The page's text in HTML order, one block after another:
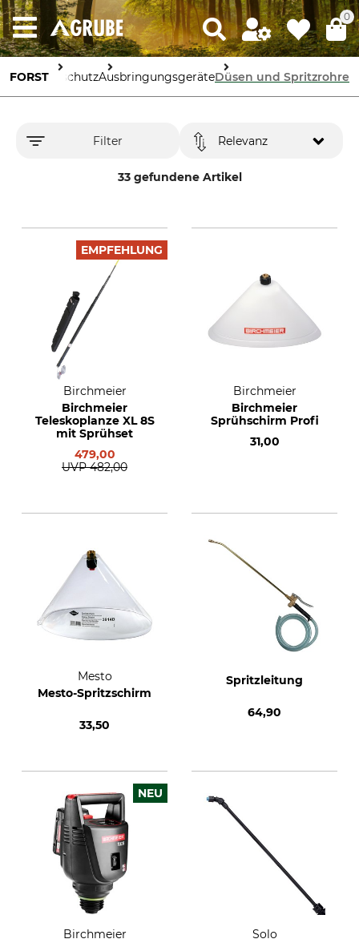
0
FORSTForstschutzAusbringungsgeräteDüsen und Spritzrohre
Filter
33 gefundene Artikel
Relevanz
EMPFEHLUNG
Birchmeier
Birchmeier
Teleskoplanze XL 8S
mit Sprühset
479,00
UVP 482,00
Birchmeier
Birchmeier
Sprühschirm Profi
31,00
Mesto
Mesto-Spritzschirm
33,50
Spritzleitung
64,90
NEU
Birchmeier
Solo